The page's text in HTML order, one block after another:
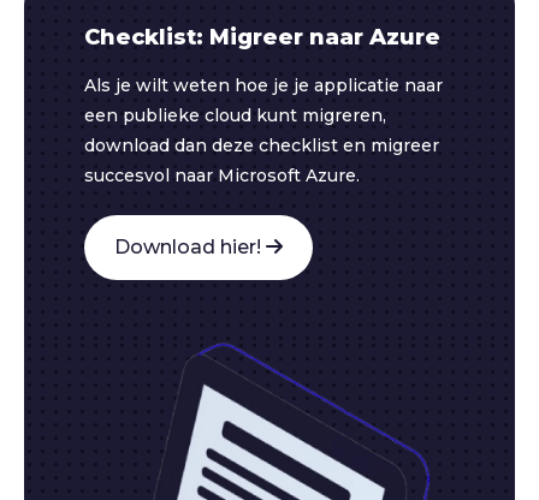
Checklist: Migreer naar Azure
Als je wilt weten hoe je je applicatie naar
een publieke cloud kunt migreren,
download dan deze checklist en migreer
succesvol naar Microsoft Azure.
Download hier!